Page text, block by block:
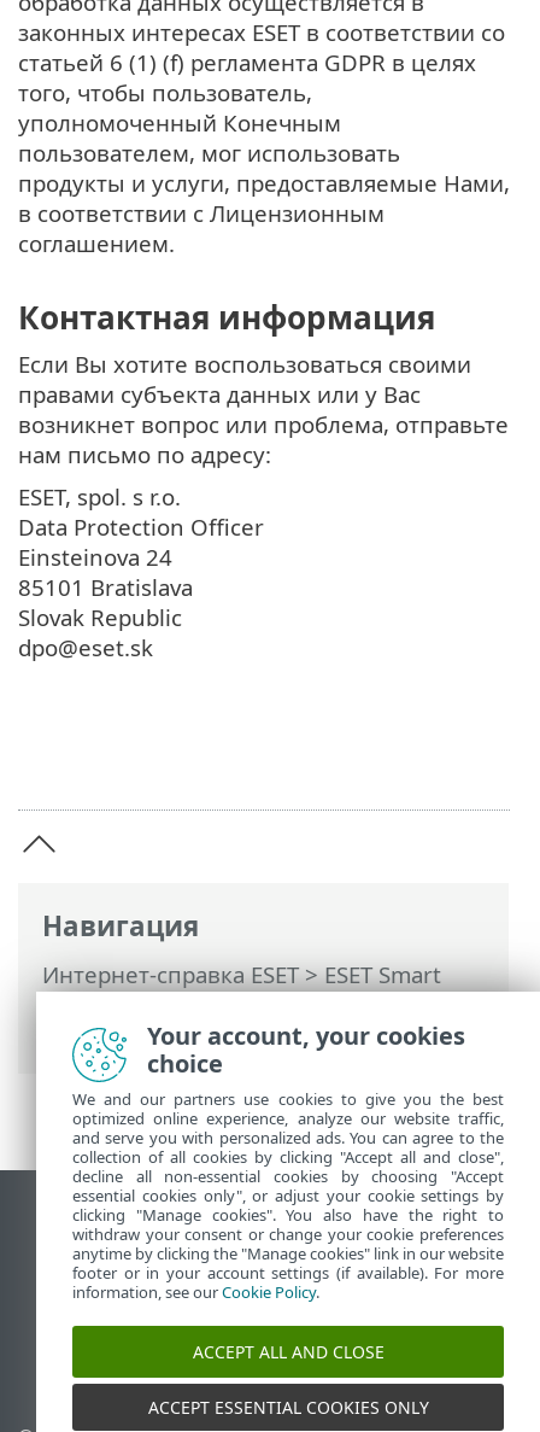
Навигация
Интернет-справка ESET>ESET Smart
документы > Политика конфиденц.
законных интересах ESET в соответствии со
статьей 6 (1) (f) регламента GDPR в целях
того, чтобы пользователь,
уполномоченный Конечным
пользователем, мог использовать
продукты и услуги, предоставляемые Нами,
в соответствии с Лицензионным
соглашением.
Контактная информация
Если Вы хотите воспользоваться своими
правами субъекта данных или у Вас
возникнет вопрос или проблема, отправьте
нам письмо по адресу:
ESET, spol. s r.o.
Data Protection Officer
Einsteinova 24
85101 Bratislava
Slovak Republic
dpo@eset.sk
Использовать сайт для ПК
End of Life
База знаний ESET
ESET Status Portal
Региональная поддержка
Your account, your cookies
choice
We and our partners use cookies to give you the best
optimized online experience, analyze our website traffic,
and serve you with personalized ads. You can agree to the
collection of all cookies by clicking "Accept all and close",
decline all non-essential cookies by choosing "Accept
essential cookies only", or adjust your cookie settings by
clicking "Manage cookies". You also have the right to
withdraw your consent or change your cookie preferences
anytime by clicking the "Manage cookies" link in our website
footer or in your account settings (if available). For more
information, see ourCookie Policy.
ACCEPT ALL AND CLOSE
ACCEPT ESSENTIAL COOKIES ONLY